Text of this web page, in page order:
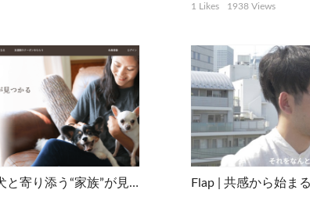
1 Likes 1938 Views
DogHuggy | 愛犬と寄り添う“家族”が見つかる